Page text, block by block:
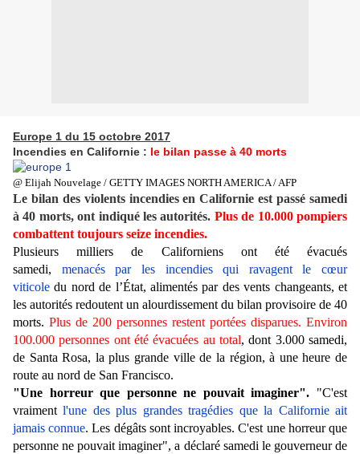
Europe 1 du 15 octobre 2017
Incendies en Californie : le bilan passe à 40 morts
@ Elijah Nouvelage / GETTY IMAGES NORTH AMERICA / AFP
Le bilan des violents incendies en Californie est passé samedi
à 40 morts, ont indiqué les autorités. Plus de 10.000 pompiers
combattent toujours seize incendies.
Plusieurs milliers de Californiens ont été évacués
samedi, menacés par les incendies qui ravagent le cœur
viticole du nord de l’État, alimentés par des vents changeants, et
les autorités redoutent un alourdissement du bilan provisoire de 40
morts. Plus de 200 personnes restent portées disparues. Environ
100.000 personnes ont été évacuées au total, dont 3.000 samedi,
de Santa Rosa, la plus grande ville de la région, à une heure de
route au nord de San Francisco.
"Une horreur que personne ne pouvait imaginer". "C'est
vraimentl'une des plus grandes tragédies que la Californie ait
jamais connue. Les dégâts sont incroyables. C'est une horreur que
personne ne pouvait imaginer", a déclaré samedi le gouverneur de